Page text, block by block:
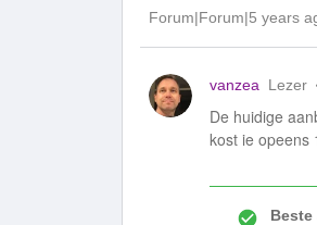
Forum|Forum|5 years
vanzea Lezer
De huidige
kost ie opeens